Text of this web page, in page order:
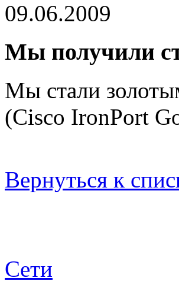
09.06.2009
Мы получили
Мы стали
(Cisco IronPort
Вернуться к
Сети